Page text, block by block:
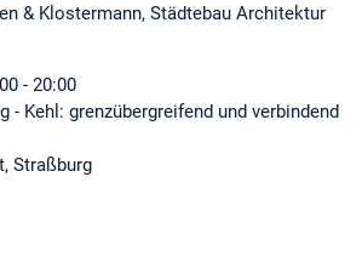
& Klostermann, Städtebau Architektur
- 20:00
- Kehl: grenzübergreifend und verbindend
Straßburg